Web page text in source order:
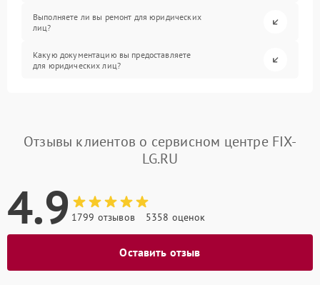
Выполняете ли вы ремонт для юридических
лиц?
Какую документацию вы предоставляете
для юридических лиц?
Отзывы клиентов о сервисном центре FIX-
LG.RU
4.9 1799 отзывов 5358 оценок
Оставить отзыв